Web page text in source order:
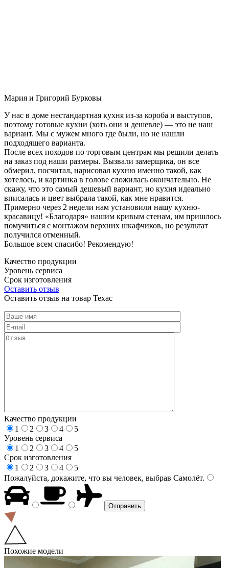
Мария и Григорий Бурковы
У нас в доме нестандартная кухня из-за короба и выступов,
поэтому готовые кухни (хоть они и дешевле) — это не наш
вариант. Мы с мужем много где были, но не нашли
подходящего варианта.
После всех походов по торговым центрам мы решили делать
на заказ под наши размеры. Вызвали замерщика, он все
обмерил, посчитал, нарисовал кухню именно такой, как
хотелось, и картинка в голове сложилась окончательно. Не
скажу, что это самый дешевый вариант, но кухня идеально
вписалась и цвет выбрала такой, как мне нравится.
Примерно через 2 недели нам установили нашу кухню-
красавицу! «Благодаря» нашим кривым стенам, им пришлось
помучиться с монтажом верхних шкафчиков, но результат
получился отменный.
Большое всем спасибо! Рекомендую!
Качество продукции
Уровень сервиса
Срок изготовления
Оставить отзыв
Оставить отзыв на товар Техас
Качество продукции
1
2 3 4
5
Уровень сервиса
1
2 3 4
5
Срок изготовления
1
2 3 4
5
Пожалуйста, докажите, что вы человек, выбрав Самолёт.
Похожие модели